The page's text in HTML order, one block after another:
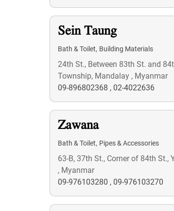
Sein Taung
Bath & Toilet, Building Materials
24th St., Between 83th St. and
Township, Mandalay , Myanmar
09-896802368 , 02-4022636
Zawana
Bath & Toilet, Pipes & Accessories
63-B, 37th St., Corner of 84th
, Myanmar
09-976103280 , 09-976103270